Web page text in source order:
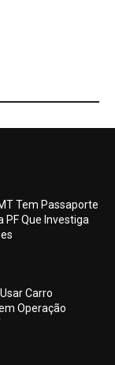
Tem Passaporte
PF Que Investiga
Carro
Operação